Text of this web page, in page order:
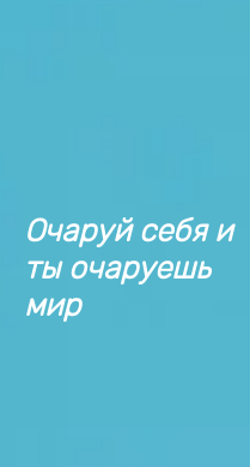
Очаруй себя и
ты очаруешь
мир